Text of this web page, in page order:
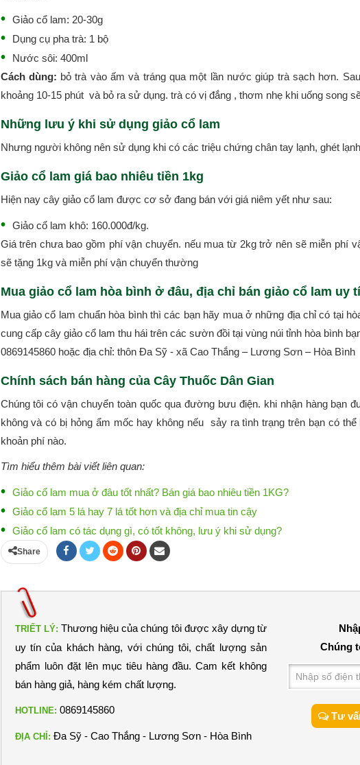
Giảo cổ lam: 20-30g
Dụng cụ pha trà: 1 bộ
Nước sôi: 400ml
Cách dùng: bỏ trà vào ấm và tráng qua một lần nước giúp trà sạch hơn.
khoảng 10-15 phút và bỏ ra sử dụng. trà có vị đắng , thơm nhẹ khi uống song
Những lưu ý khi sử dụng giảo cổ lam
Nhưng người không nên sử dụng khi có các triệu chứng chân tay lạnh, ghét
Giảo cổ lam giá bao nhiêu tiền 1kg
Hiện nay cây giảo cổ lam được cơ sở đang bán với giá niêm yết như sau:
Giảo cổ lam khô: 160.000đ/kg.
Giá trên chưa bao gồm phí vận chuyển. nếu mua từ 2kg trở nên sẽ miễn phí
sẽ tặng 1kg và miễn phí vận chuyển thường
Mua giảo cổ lam hòa bình ở đâu, địa chỉ bán giảo cổ lam uy
Mua giảo cổ lam chuẩn hòa bình thì các bạn hãy mua ở những địa chỉ có tại
cung cấp cây giảo cổ lam thu hái trên các sườn đồi tại vùng núi tỉnh hòa bình
0869145860 hoặc địa chỉ: thôn Đa Sỹ - xã Cao Thắng – Lương Sơn – Hòa Bình
Chính sách bán hàng của Cây Thuốc Dân Gian​
Chúng tôi có vận chuyển toàn quốc qua đường bưu điện. khi nhận hàng bạn
không và có bị hỏng ẩm mốc hay không nếu sảy ra tình trạng trên bạn có
khoản phí nào.
Tìm hiểu thêm bài viết liên quan:
Giảo cổ lam mua ở đâu tốt nhất? Bán giá bao nhiêu tiền 1KG?
Giảo cổ lam 5 lá hay 7 lá tốt hơn và địa chỉ mua tin cậy
Giảo cổ lam có tác dụng gì, có tốt không, lưu ý khi sử dụng?
Share
TRIẾT LÝ: Thương hiệu của chúng tôi được xây dựng từ
uy tín của khách hàng, với chúng tôi, chất lượng sản
phẩm luôn đặt lên mục tiêu hàng đầu. Cam kết không
bán hàng giả, hàng kém chất lượng.
HOTLINE: 0869145860
ĐỊA CHỈ: Đa Sỹ - Cao Thắng - Lương Sơn - Hòa Bình
Chúng
Tư